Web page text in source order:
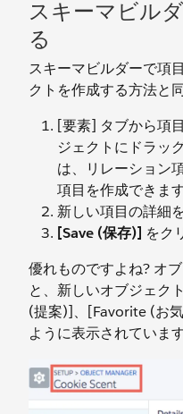
スキーマビル
る
スキーマビルダーで項
クトを作成する方法と
[要素] タブから項
ジェクトにドラッ
は、リレーション
項目を作成できます
新しい項目の詳細
[Save (保存)] をク
優れものですよね? オ
と、新しいオブジェ
(提案)]、[Favorite (お
ように表示されています